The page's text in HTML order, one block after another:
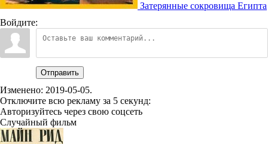
Затерянные сокровища Египта
Войдите:
Отправить
Изменено: 2019-05-05.
Отключите всю рекламу за 5 секунд:
Авторизуйтесь через свою соцсеть
Случайный фильм